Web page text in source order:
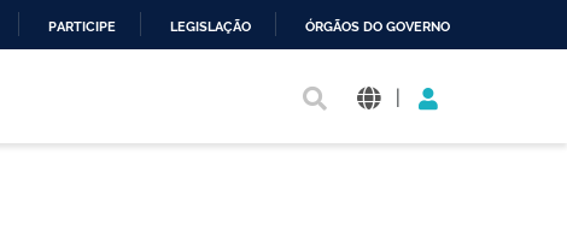
PARTICIPE LEGISLAÇÃO ÓRGÃOS DO GOVERNO
|